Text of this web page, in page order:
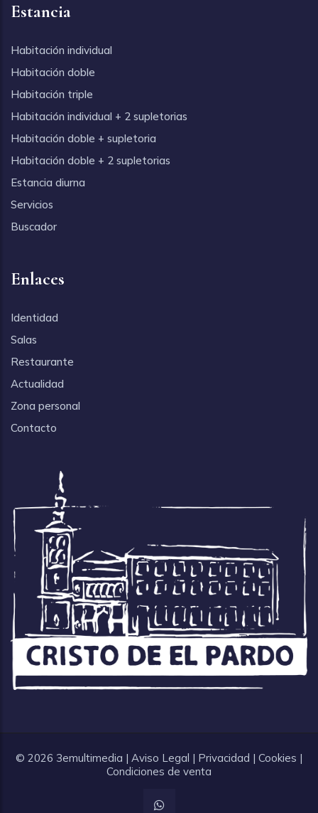
Estancia
Habitación individual
Habitación doble
Habitación triple
Habitación individual + 2 supletorias
Habitación doble + supletoria
Habitación doble + 2 supletorias
Estancia diurna
Servicios
Buscador
Enlaces
Identidad
Salas
Restaurante
Actualidad
Zona personal
Contacto
© 2026 3emultimedia | Aviso Legal | Privacidad | Cookies |
Condiciones de venta